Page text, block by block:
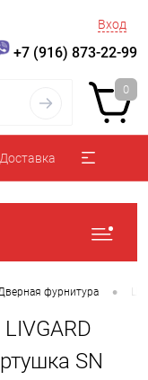
Вход
+7 (916) 873-22-99
0
Доставка
фурнитура •
SN